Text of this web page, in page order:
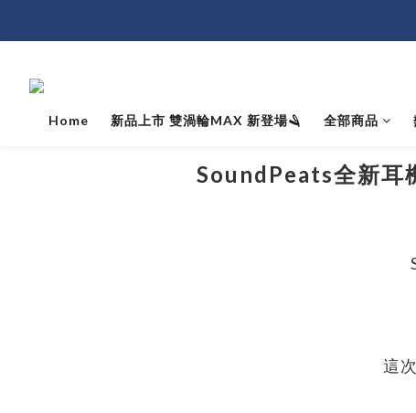
Home 新品上市 雙渦輪MAX 新登場🪒 全部商品
SoundPeats全新耳
這次